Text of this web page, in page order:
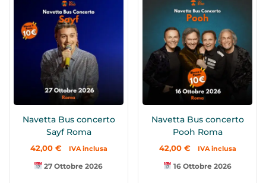
Navetta Bus concerto
Sayf Roma
42,00 € IVA inclusa
27 Ottobre 2026
Navetta Bus concerto
Pooh Roma
42,00 € IVA inclusa
16 Ottobre 2026